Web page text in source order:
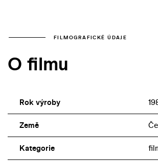
FILMOGRAFICKÉ ÚDAJE
O filmu
Rok výroby
Země
Kategorie